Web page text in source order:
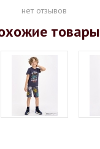
нет отзывов
товары